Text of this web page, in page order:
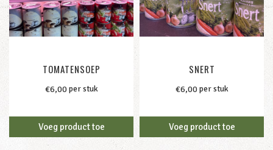
TOMATENSOEP
€6,00per stuk
Voeg product toe
SNERT
€6,00per stuk
Voeg product toe